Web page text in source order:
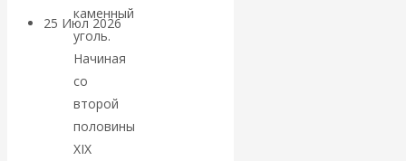
25 Июл 2026Комментарии,
интервью и беседы
«Об этом
молчат»:
каменный
уголь.
Начиная
со
второй
половины
XIX